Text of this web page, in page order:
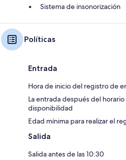
Sistema de insonorización
Políticas
Entrada
Hora de inicio del registro de
La entrada después del
disponibilidad
Edad mínima para realizar el
Salida
Salida antes de las 10:30